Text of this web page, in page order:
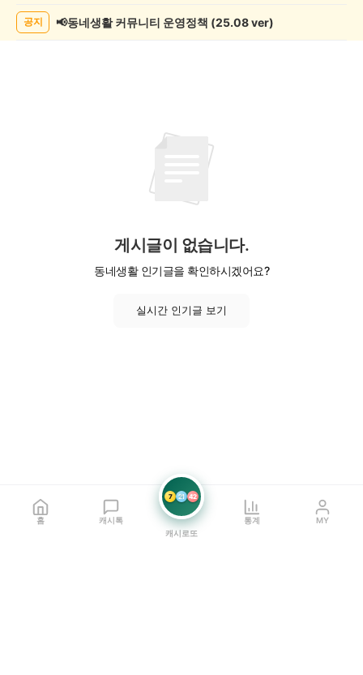
글
공지 📢동네생활 커뮤니티 운영정책 (25.08 ver)
게시글이 없습니다.
동네생활 인기글을 확인하시겠어요?
실시간 인기글 보기
홈 캐시톡
7 21 42
캐시로또
통계 MY